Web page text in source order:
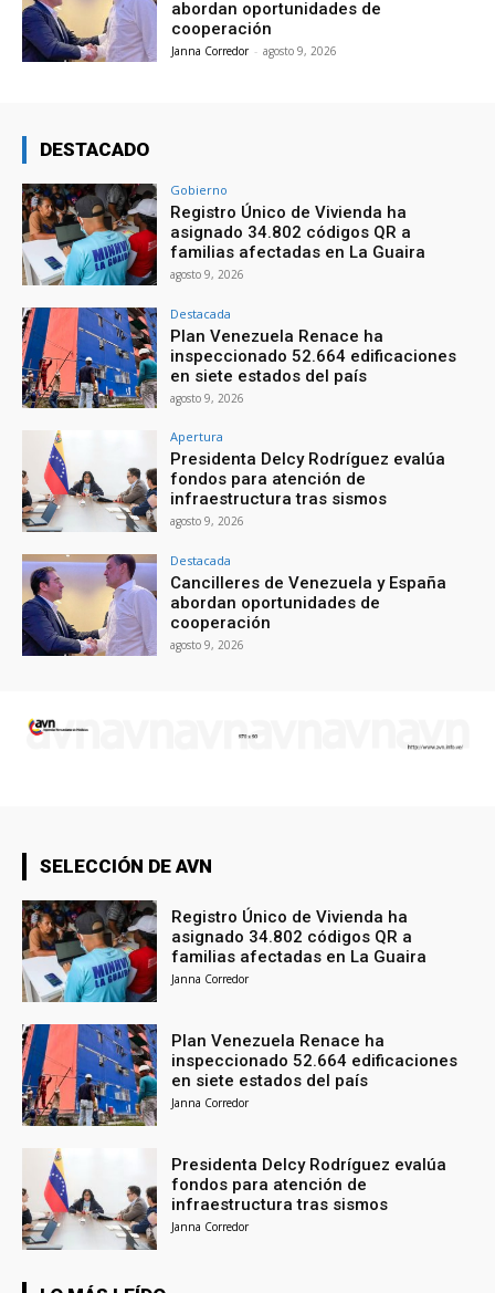
abordan oportunidades de
cooperación
Janna Corredor - agosto 9, 2026
DESTACADO
Gobierno
Registro Único de Vivienda ha
asignado 34.802 códigos QR a
familias afectadas en La Guaira
agosto 9, 2026
Destacada
Plan Venezuela Renace ha
inspeccionado 52.664 edificaciones
en siete estados del país
agosto 9, 2026
Apertura
Presidenta Delcy Rodríguez evalúa
fondos para atención de
infraestructura tras sismos
agosto 9, 2026
Destacada
Cancilleres de Venezuela y España
abordan oportunidades de
cooperación
agosto 9, 2026
SELECCIÓN DE AVN
Registro Único de Vivienda ha
asignado 34.802 códigos QR a
familias afectadas en La Guaira
Janna Corredor
Plan Venezuela Renace ha
inspeccionado 52.664 edificaciones
en siete estados del país
Janna Corredor
Presidenta Delcy Rodríguez evalúa
fondos para atención de
infraestructura tras sismos
Janna Corredor